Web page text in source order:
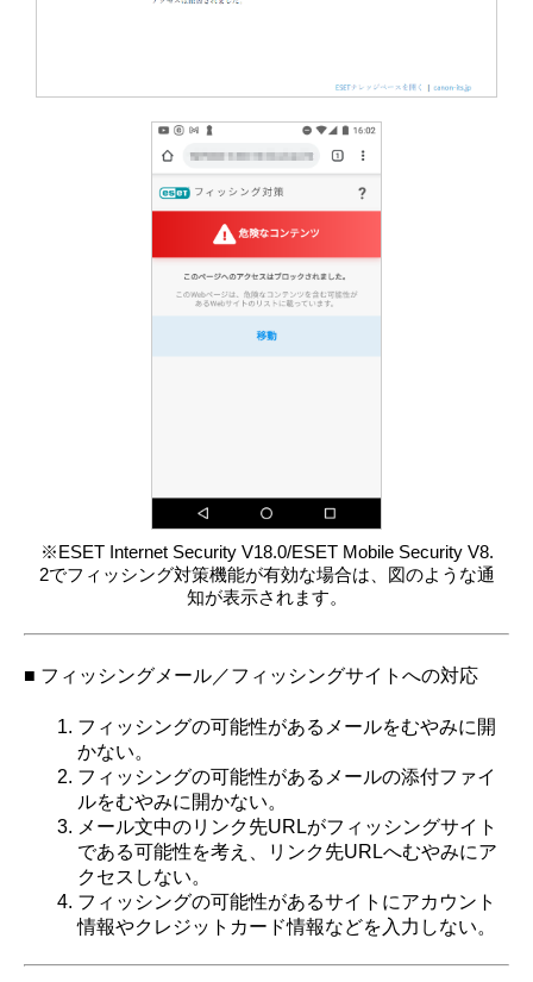
※ESET Internet Security V18.0/ESET Mobile Security V8.
2でフィッシング対策機能が有効な場合は、図のような通
知が表示されます。
■ フィッシングメール／フィッシングサイトへの対応
フィッシングの可能性があるメールをむやみに開
かない。
フィッシングの可能性があるメールの添付ファイ
ルをむやみに開かない。
メール文中のリンク先URLがフィッシングサイト
である可能性を考え、リンク先URLへむやみにア
クセスしない。
フィッシングの可能性があるサイトにアカウント
情報やクレジットカード情報などを入力しない。